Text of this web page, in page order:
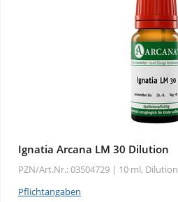
Ignatia Arcana LM 30 Dilution
PZN/Art.Nr.: 03504729 | 10 ml, Dilution
Pflichtangaben